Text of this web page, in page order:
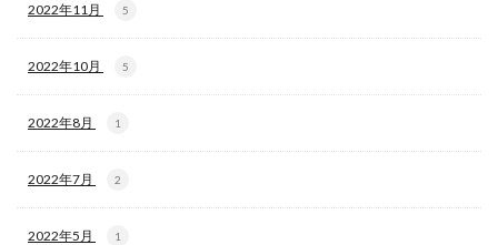
2022年11月 5
2022年10月 5
2022年8月 1
2022年7月 2
2022年5月 1